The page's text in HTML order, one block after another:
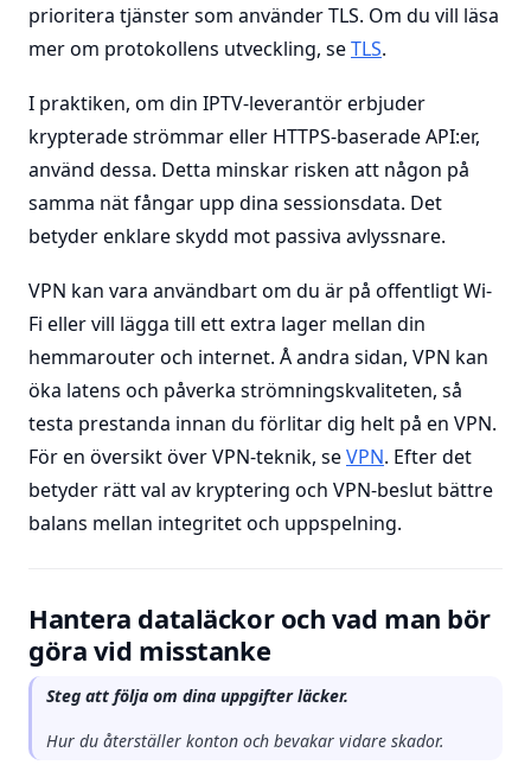
prioritera tjänster som använder TLS. Om du vill läsa
mer om protokollens utveckling, seTLS.
I praktiken, om din IPTV-leverantör erbjuder
krypterade strömmar eller HTTPS-baserade API:er,
använd dessa. Detta minskar risken att någon på
samma nät fångar upp dina sessionsdata. Det
betyder enklare skydd mot passiva avlyssnare.
VPN kan vara användbart om du är på offentligt Wi-
Fi eller vill lägga till ett extra lager mellan din
hemmarouter och internet. Å andra sidan, VPN kan
öka latens och påverka strömningskvaliteten, så
testa prestanda innan du förlitar dig helt på en VPN.
För en översikt över VPN-teknik, seVPN. Efter det
betyder rätt val av kryptering och VPN-beslut bättre
balans mellan integritet och uppspelning.
Hantera dataläckor och vad man bör
göra vid misstanke
Steg att följa om dina uppgifter läcker.
Hur du återställer konton och bevakar vidare skador.